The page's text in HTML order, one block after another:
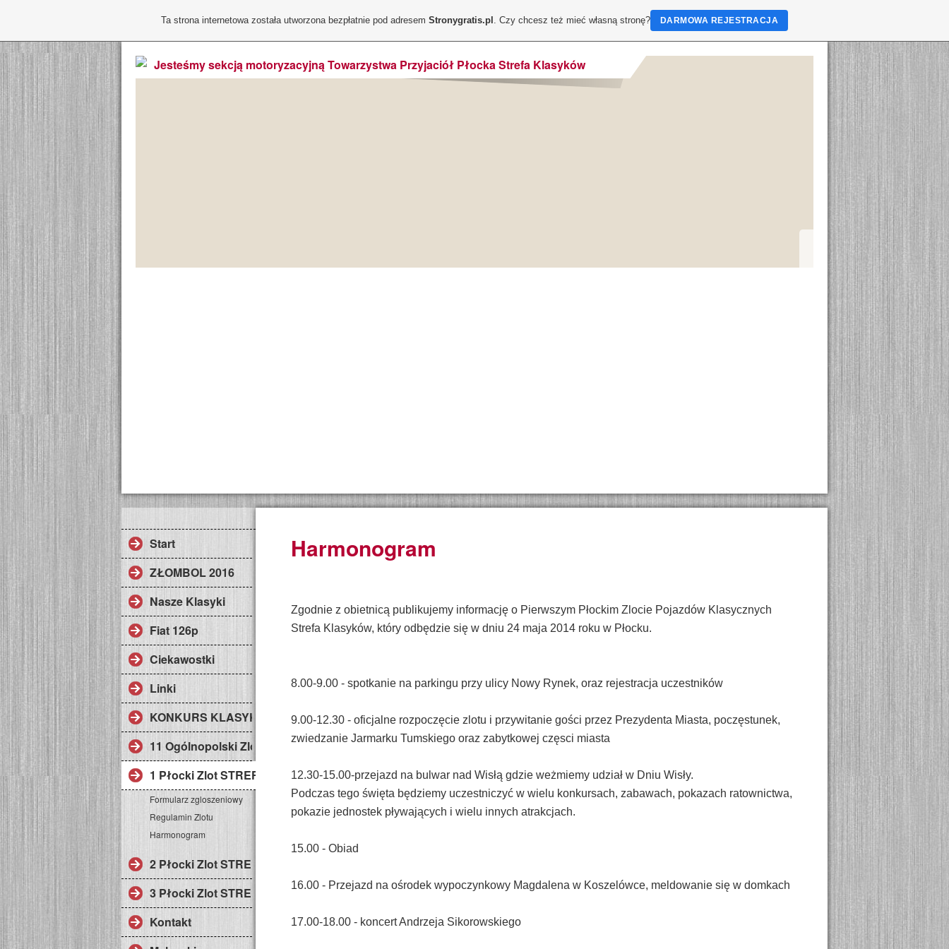
Jesteśmy sekcją motoryzacyjną Towarzystwa Przyjaciół Płocka Strefa Klasyków
Start
ZŁOMBOL 2016
Nasze Klasyki
Fiat 126p
Ciekawostki
Linki
KONKURS KLASYK ROKU
11 Ogólnopolski Zlot Fiata 126p
1 Płocki Zlot STREFA KLASYKÓW
Formularz zgloszeniowy
Regulamin Zlotu
Harmonogram
2 Płocki Zlot STREFA KLASYKÓW
3 Płocki Zlot STREFA KLASYKÓW
Kontakt
Harmonogram
Zgodnie z obietnicą publikujemy informację o Pierwszym Płockim Zlocie Pojazdów Klasycznych
Strefa Klasyków, który odbędzie się w dniu 24 maja 2014 roku w Płocku.
8.00-9.00 - spotkanie na parkingu przy ulicy Nowy Rynek, oraz rejestracja uczestników
9.00-12.30 - oficjalne rozpoczęcie zlotu i przywitanie gości przez Prezydenta Miasta, poczęstunek,
zwiedzanie Jarmarku Tumskiego oraz zabytkowej częsci miasta
12.30-15.00-przejazd na bulwar nad Wisłą gdzie weżmiemy udział w Dniu Wisły.
Podczas tego święta będziemy uczestniczyć w wielu konkursach, zabawach, pokazach ratownictwa,
pokazie jednostek pływających i wielu innych atrakcjach.
15.00 - Obiad
16.00 - Przejazd na ośrodek wypoczynkowy Magdalena w Koszelówce, meldowanie się w domkach
17.00-18.00 - koncert Andrzeja Sikorowskiego
Ta strona internetowa została utworzona bezpłatnie pod adresem Stronygratis.pl . Czy chcesz też mieć własną stronę? DARMOWA REJESTRACJA